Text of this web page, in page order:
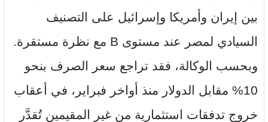
بين إيران وأمريكا وإسرائيل على التصنيف
السيادي لمصر عند مستوى B مع نظرة مستقرة.
وبحسب الوكالة، فقد تراجع سعر الصرف بنحو
10% مقابل الدولار منذ أواخر فبراير، في أعقاب
خروج تدفقات استثمارية من غير المقيمين تُقدَّر